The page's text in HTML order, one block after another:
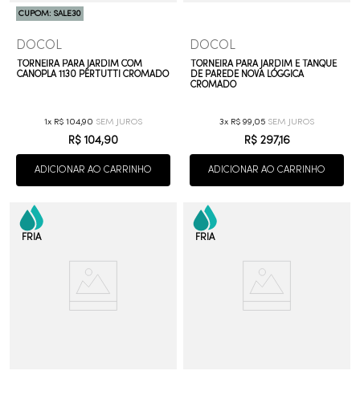
CUPOM: SALE30
DOCOL
TORNEIRA PARA JARDIM COM
CANOPLA 1130 PERTUTTI CROMADO
1 R$ 104,90
R$ 104,90
ADICIONAR AO CARRINHO
DOCOL
TORNEIRA PARA JARDIM E TANQUE
DE PAREDE NOVA LÓGGICA
CROMADO
3 R$ 99,05
R$ 297,16
ADICIONAR AO CARRINHO